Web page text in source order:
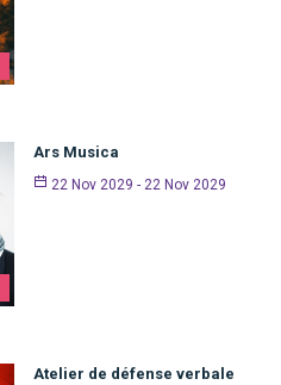
Ars Musica
22 Nov 2029 - 22 Nov 2029
Atelier de défense verbale